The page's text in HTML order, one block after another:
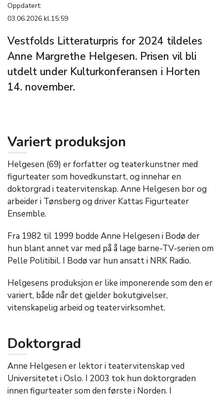
Oppdatert:
03.06.2026 kl.15:59
Vestfolds Litteraturpris for 2024 tildeles
Anne Margrethe Helgesen. Prisen vil bli
utdelt under Kulturkonferansen i Horten
14. november.
Variert produksjon
Helgesen (69) er forfatter og teaterkunstner med
figurteater som hovedkunstart, og innehar en
doktorgrad i teatervitenskap. Anne Helgesen bor og
arbeider i Tønsberg og driver Kattas Figurteater
Ensemble.
Fra 1982 til 1999 bodde Anne Helgesen i Bodø der
hun blant annet var med på å lage barne-TV-serien om
Pelle Politibil. I Bodø var hun ansatt i NRK Radio.
Helgesens produksjon er like imponerende som den er
variert, både når det gjelder bokutgivelser,
vitenskapelig arbeid og teatervirksomhet.
Doktorgrad
Anne Helgesen er lektor i teatervitenskap ved
Universitetet i Oslo. I 2003 tok hun doktorgraden
innen figurteater som den første i Norden. I